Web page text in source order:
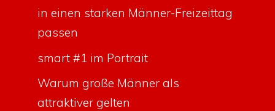
in einen starken Männer-Freizeittag
passen
smart #1 im Portrait
Warum große Männer als
attraktiver gelten